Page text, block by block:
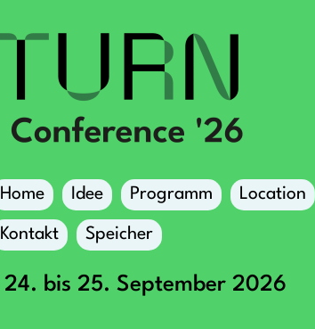
Home Idee Programm Location
Kontakt Speicher
24. bis 25. September 2026